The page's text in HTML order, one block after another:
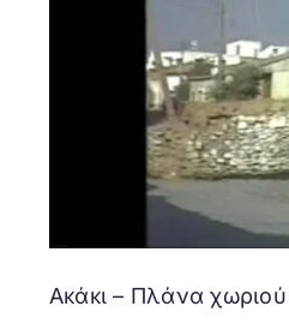
Ακάκι – Πλάνα